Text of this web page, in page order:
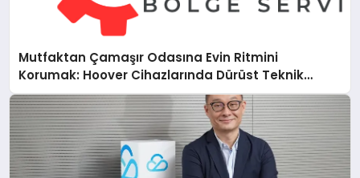
Mutfaktan Çamaşır Odasına Evin Ritmini
Korumak: Hoover Cihazlarında Dürüst Teknik
Destek Deneyimi